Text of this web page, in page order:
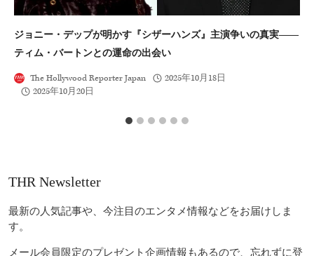
ジョニー・デップが明かす『シザーハンズ』主演争いの真実――
ティム・バートンとの運命の出会い
The Hollywood Reporter Japan
2025年10月18日
2025年10月20日
THR Newsletter
最新の人気記事や、今注目のエンタメ情報などをお届けしま
す。
メール会員限定のプレゼント企画情報もあるので、忘れずに登